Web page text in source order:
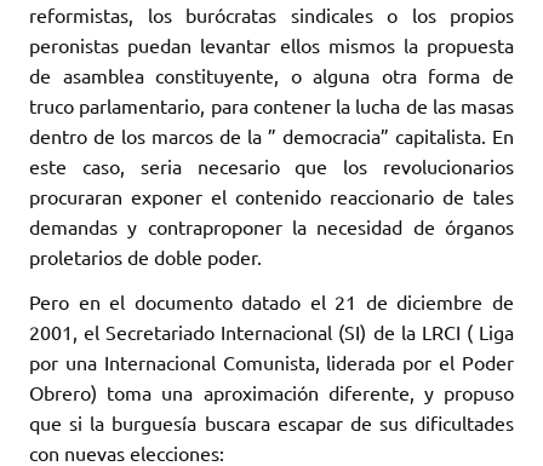
reformistas, los burócratas sindicales o los propios
peronistas puedan levantar ellos mismos la propuesta
de asamblea constituyente, o alguna otra forma de
truco parlamentario, para contener la lucha de las masas
dentro de los marcos de la ” democracia” capitalista. En
este caso, seria necesario que los revolucionarios
procuraran exponer el contenido reaccionario de tales
demandas y contraproponer la necesidad de órganos
proletarios de doble poder.
Pero en el documento datado el 21 de diciembre de
2001, el Secretariado Internacional (SI) de la LRCI ( Liga
por una Internacional Comunista, liderada por el Poder
Obrero) toma una aproximación diferente, y propuso
que si la burguesía buscara escapar de sus dificultades
con nuevas elecciones: